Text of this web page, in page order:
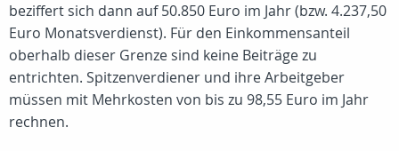
beziffert sich dann auf 50.850 Euro im Jahr (bzw. 4.237,50
Euro Monatsverdienst). Für den Einkommensanteil
oberhalb dieser Grenze sind keine Beiträge zu
entrichten. Spitzenverdiener und ihre Arbeitgeber
müssen mit Mehrkosten von bis zu 98,55 Euro im Jahr
rechnen.